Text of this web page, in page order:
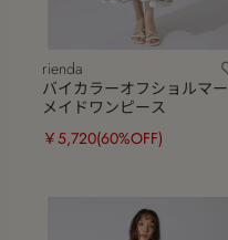
rienda
バイカラーオフショルマー
メイドワンピース
￥5,720(60%OFF)